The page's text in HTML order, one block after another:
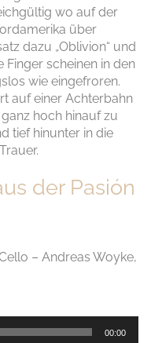
wo auf der
über
dazu „Oblivion“ und
Finger scheinen in den
wie eingefroren.
auf einer Achterbahn
hoch hinauf zu
tief hinunter in die
der Pasión
– Andreas Woyke,
00:00